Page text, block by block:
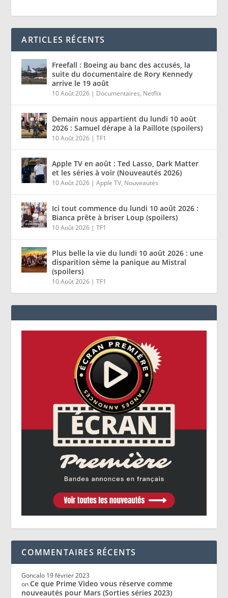
ARTICLES RÉCENTS
Freefall : Boeing au banc des accusés, la
suite du documentaire de Rory Kennedy
arrive le 19 août
10 Août 2026 | Documentaires, Netflix
Demain nous appartient du lundi 10 août
2026 : Samuel dérape à la Paillote (spoilers)
10 Août 2026 |TF1
Apple TV en août : Ted Lasso, Dark Matter
et les séries à voir (Nouveautés 2026)
10 Août 2026 |Apple TV, Nouveautés
Ici tout commence du lundi 10 août 2026 :
Bianca prête à briser Loup (spoilers)
10 Août 2026 |TF1
Plus belle la vie du lundi 10 août 2026 : une
disparition sème la panique au Mistral
(spoilers)
10 Août 2026 |TF1
COMMENTAIRES RÉCENTS
Goncalo 19 février 2023
onCe que Prime Video vous réserve comme
nouveautés pour Mars (Sorties séries 2023)